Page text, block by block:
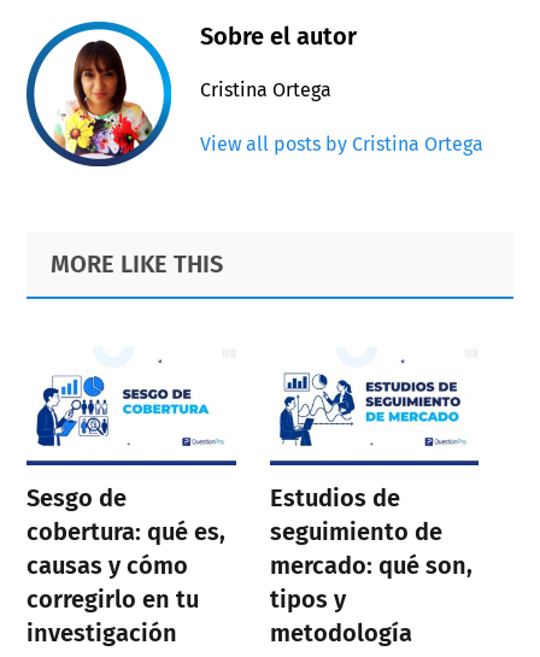
Sobre el autor
Cristina Ortega
View all posts by Cristina Ortega
Primary
Sidebar
Footer
MORE LIKE THIS
Sesgo de
cobertura: qué es,
causas y cómo
corregirlo en tu
investigación
Estudios de
seguimiento de
mercado: qué son,
tipos y
metodología